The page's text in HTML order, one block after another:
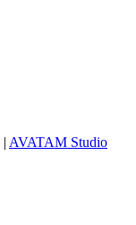
| AVATAM Studio